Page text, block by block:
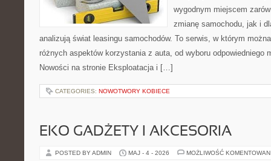
wygodnym miejscem
zmianę samochodu, jak i
analizują świat leasingu samochodów. To serwis, w którym
różnych aspektów korzystania z auta, od wyboru odpowiedniego
Nowości na stronie Eksploatacja i […]
CATEGORIES: NOWOTWORY KOBIECE
EKO GADŻETY I AKCESORIA
POSTED BY ADMIN MAJ - 4 - 2026 MOŻLIWOŚĆ